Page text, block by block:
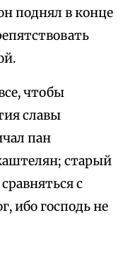
поднял в конце
чтобы
славы
пан
старый
с
ибо господь не